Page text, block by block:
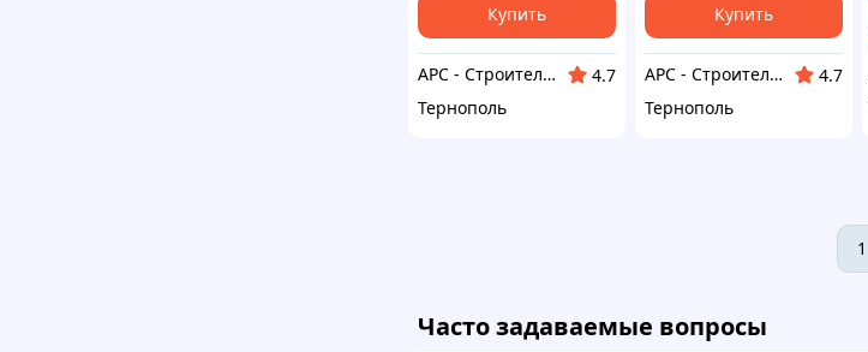
Купить
АРС - Строительный интернет-гипермаркет
4.7
Тернополь
Купить
АРС - Строительный интернет-гипермаркет
4.7
Тернополь
1
Часто задаваемые вопросы